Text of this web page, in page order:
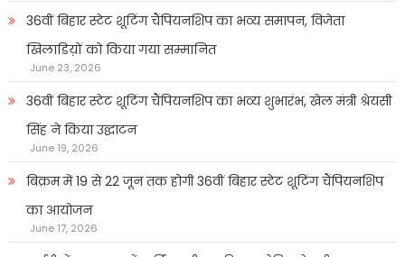
36वीं बिहार स्टेट शूटिंग चैंपियनशिप का भव्य समापन, विजेता
खिलाडिय़ों को किया गया सम्मानित
June 23, 2026
36वीं बिहार स्टेट शूटिंग चैंपियनशिप का भव्य शुभारंभ, खेल मंत्री श्रेयसी
सिंह ने किया उद्घाटन
June 19, 2026
बिक्रम में 19 से 22 जून तक होगी 36वीं बिहार स्टेट शूटिंग चैंपियनशिप
का आयोजन
June 17, 2026